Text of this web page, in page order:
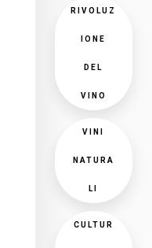
RIVOLUZ
IONE
DEL
VINO
VINI
NATURA
LI
CULTUR